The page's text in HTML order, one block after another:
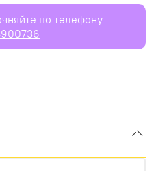
по телефону